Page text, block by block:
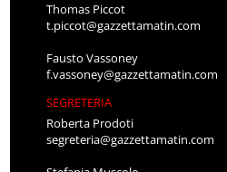
Thomas Piccot
t.piccot@gazzettamatin.com
Fausto Vassoney
f.vassoney@gazzettamatin.com
SEGRETERIA
Roberta Prodoti
segreteria@gazzettamatin.com